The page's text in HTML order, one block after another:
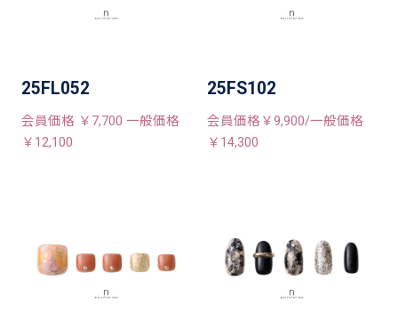
25FL052
会員価格 ￥7,700 一般価格
￥12,100
25FS102
会員価格￥9,900/一般価格
￥14,300